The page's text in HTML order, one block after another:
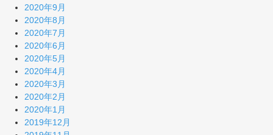
2020年9月
2020年8月
2020年7月
2020年6月
2020年5月
2020年4月
2020年3月
2020年2月
2020年1月
2019年12月